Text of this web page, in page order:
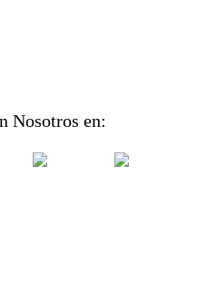
Nosotros en: